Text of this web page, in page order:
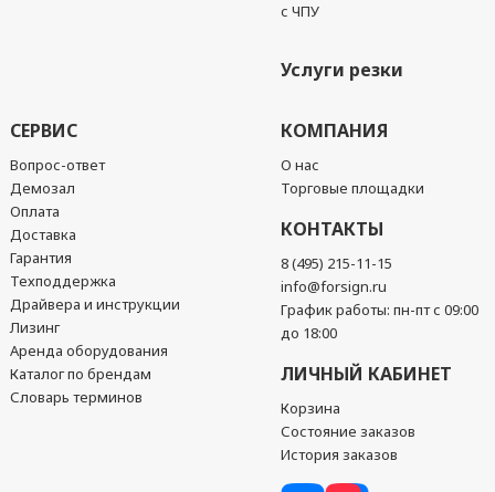
с ЧПУ
Услуги резки
СЕРВИС
Вопрос-ответ
Демозал
Оплата
Доставка
Гарантия
Техподдержка
Драйвера и инструкции
Лизинг
Аренда оборудования
Каталог по брендам
Словарь терминов
КОМПАНИЯ
О нас
Торговые площадки
КОНТАКТЫ
8 (495) 215-11-15
info@forsign.ru
График работы: пн-пт с 09:00
до 18:00
ЛИЧНЫЙ КАБИНЕТ
Корзина
Состояние заказов
История заказов